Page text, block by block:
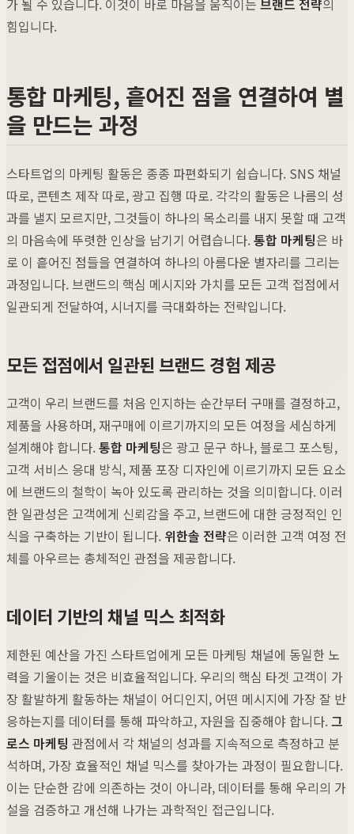
가 될 수 있습니다. 이것이 바로 마음을 움직이는 브랜드 전략의
힘입니다.
통합 마케팅, 흩어진 점을 연결하여 별
을 만드는 과정
스타트업의 마케팅 활동은 종종 파편화되기 쉽습니다. SNS 채널
따로, 콘텐츠 제작 따로, 광고 집행 따로. 각각의 활동은 나름의 성
과를 낼지 모르지만, 그것들이 하나의 목소리를 내지 못할 때 고객
의 마음속에 뚜렷한 인상을 남기기 어렵습니다.통합 마케팅은 바
로 이 흩어진 점들을 연결하여 하나의 아름다운 별자리를 그리는
과정입니다. 브랜드의 핵심 메시지와 가치를 모든 고객 접점에서
일관되게 전달하여, 시너지를 극대화하는 전략입니다.
모든 접점에서 일관된 브랜드 경험 제공
고객이 우리 브랜드를 처음 인지하는 순간부터 구매를 결정하고,
제품을 사용하며, 재구매에 이르기까지의 모든 여정을 세심하게
설계해야 합니다.통합 마케팅은 광고 문구 하나, 블로그 포스팅,
고객 서비스 응대 방식, 제품 포장 디자인에 이르기까지 모든 요소
에 브랜드의 철학이 녹아 있도록 관리하는 것을 의미합니다. 이러
한 일관성은 고객에게 신뢰감을 주고, 브랜드에 대한 긍정적인 인
식을 구축하는 기반이 됩니다. 위한솔 전략은 이러한 고객 여정 전
체를 아우르는 총체적인 관점을 제공합니다.
데이터 기반의 채널 믹스 최적화
제한된 예산을 가진 스타트업에게 모든 마케팅 채널에 동일한 노
력을 기울이는 것은 비효율적입니다. 우리의 핵심 타겟 고객이 가
장 활발하게 활동하는 채널이 어디인지, 어떤 메시지에 가장 잘 반
응하는지를 데이터를 통해 파악하고, 자원을 집중해야 합니다.그
로스 마케팅 관점에서 각 채널의 성과를 지속적으로 측정하고 분
석하며, 가장 효율적인 채널 믹스를 찾아가는 과정이 필요합니다.
이는 단순한 감에 의존하는 것이 아니라, 데이터를 통해 우리의 가
설을 검증하고 개선해 나가는 과학적인 접근입니다.